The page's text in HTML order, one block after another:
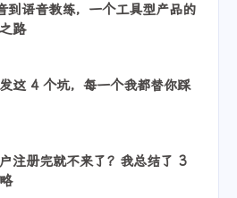
到语音教练，一个工具型产品的
路
这 4 个坑，每一个我都替你踩
注册完就不来了？我总结了 3